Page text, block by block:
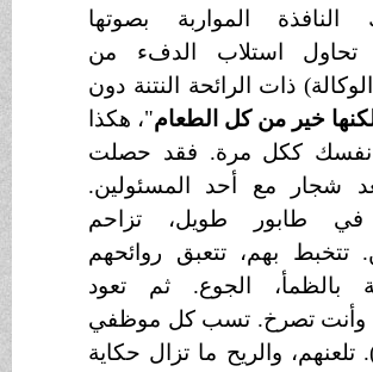
المواربة بصوتها
تحاول استلاب الدفء من
ذات الرائحة النتنة دون
خير من كل الطعام"، هكذا
ككل مرة. فقد حصلت
شجار مع أحد المسئولين.
طابور طويل، تزاحم
تتخبط بهم، تتعبق روائحهم
بالظمأ، الجوع. ثم تعود
وأنت تصرخ. تسب كل موظفي
تلعنهم، والريح ما تزال حكاية